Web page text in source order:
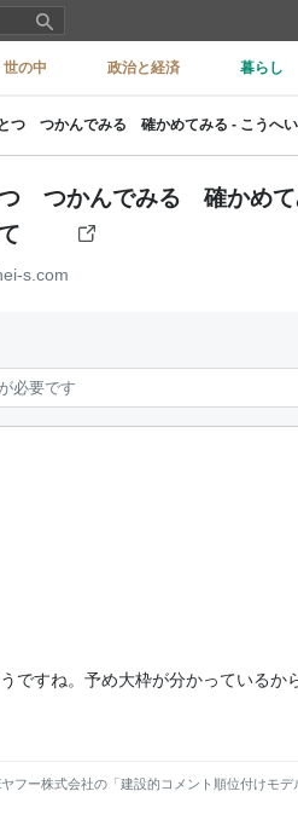
世の中 政治と経済 暮らし
つかんでみる 確かめて
て
s.com
必要です
ですね。予め大枠が分かっているか
フー株式会社の「建設的コメント順位付けモデ